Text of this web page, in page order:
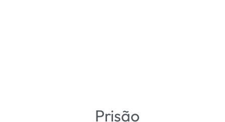
Prisão